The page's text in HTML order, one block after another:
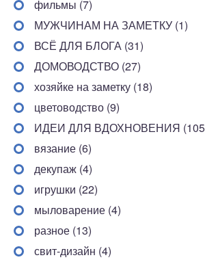
фильмы (7)
МУЖЧИНАМ НА ЗАМЕТКУ (1)
ВСЁ ДЛЯ БЛОГА (31)
ДОМОВОДСТВО (27)
хозяйке на заметку (18)
цветоводство (9)
ИДЕИ ДЛЯ ВДОХНОВЕНИЯ
вязание (6)
декупаж (4)
игрушки (22)
мыловарение (4)
разное (13)
свит-дизайн (4)